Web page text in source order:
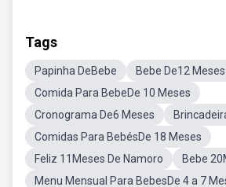
Tags
Papinha DeBebe
Bebe De12 Meses
Comida Para BebeDe 10 Meses
Cronograma De6 Meses
Comidas Para BebésDe 18 Meses
Feliz 11Meses De Namoro
Bebe
Menu Mensual Para BebesDe 4 a 7